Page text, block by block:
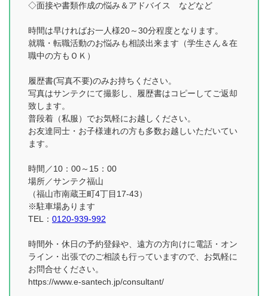
◇面接や書類作成の悩み＆アドバイス などなど
時間は早ければお一人様20～30分程度となります。
就職・転職活動のお悩みも相談出来ます（学生さん＆在
職中の方もＯＫ）
履歴書(写真不要)のみお持ちください。
写真はサンテクにて撮影し、履歴書はコピーしてご返却
致します。
普段着（私服）でお気軽にお越しください。
お友達同士・お子様連れの方も多数お越しいただいてい
ます。
時間／10：00～15：00
場所／サンテク福山
（福山市南蔵王町4丁目17-43）
※駐車場あります
TEL： 0120-939-992
時間外・休日の予約登録や、遠方の方向けに電話・オン
ライン・出張でのご相談も行っていますので、お気軽に
お問合せください。
https://www.e-santech.jp/consultant/